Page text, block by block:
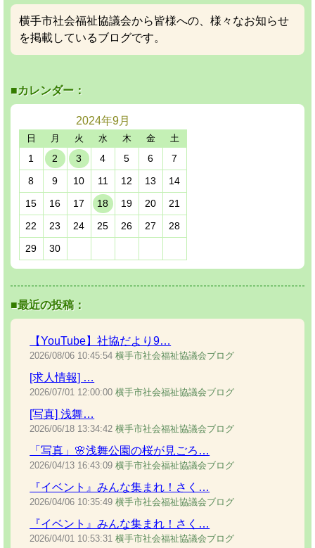
横手市社会福祉協議会から皆様への、様々なお知らせ
を掲載しているブログです。
■カレンダー：
2024年9月
日 月 火 水 木 金 土
1 2 3 4 5 6
7
8
9 10 11 12 13
14
15
16 17 18 19 20
21
22
23 24 25 26 27
28
29
30
■最近の投稿：
【YouTube】社協だより9…
2026/08/06 10:45:54 横手市社会福祉協議会ブログ
[求人情報] …
2026/07/01 12:00:00 横手市社会福祉協議会ブログ
[写真] 浅舞…
2026/06/18 13:34:42 横手市社会福祉協議会ブログ
「写真」🌸浅舞公園の桜が見ごろ…
2026/04/13 16:43:09 横手市社会福祉協議会ブログ
『イベント』みんな集まれ！さく…
2026/04/06 10:35:49 横手市社会福祉協議会ブログ
『イベント』みんな集まれ！さく…
2026/04/01 10:53:31 横手市社会福祉協議会ブログ